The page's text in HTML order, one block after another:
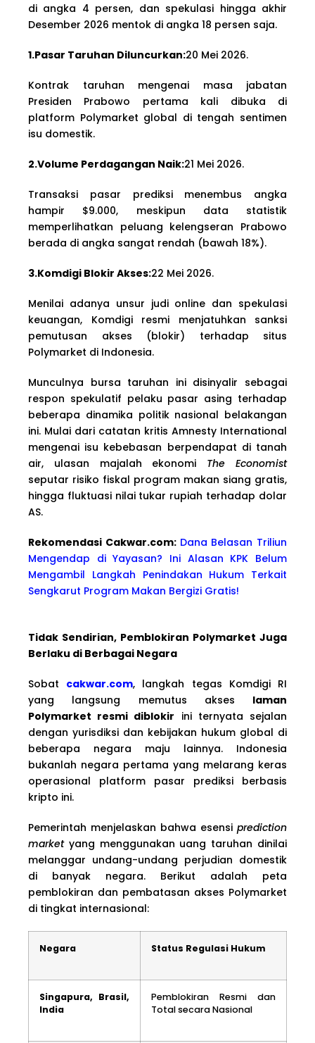
di angka 4 persen, dan spekulasi hingga akhir
Desember 2026 mentok di angka 18 persen saja.
1.Pasar Taruhan Diluncurkan:20 Mei 2026.
Kontrak taruhan mengenai masa jabatan
Presiden Prabowo pertama kali dibuka di
platform Polymarket global di tengah sentimen
isu domestik.
2.Volume Perdagangan Naik:21 Mei 2026.
Transaksi pasar prediksi menembus angka
hampir $9.000, meskipun data statistik
memperlihatkan peluang kelengseran Prabowo
berada di angka sangat rendah (bawah 18%).
3.Komdigi Blokir Akses:22 Mei 2026.
Menilai adanya unsur judi online dan spekulasi
keuangan, Komdigi resmi menjatuhkan sanksi
pemutusan akses (blokir) terhadap situs
Polymarket di Indonesia.
Munculnya bursa taruhan ini disinyalir sebagai
respon spekulatif pelaku pasar asing terhadap
beberapa dinamika politik nasional belakangan
ini. Mulai dari catatan kritis Amnesty International
mengenai isu kebebasan berpendapat di tanah
air, ulasan majalah ekonomi The Economist
seputar risiko fiskal program makan siang gratis,
hingga fluktuasi nilai tukar rupiah terhadap dolar
AS.
Rekomendasi Cakwar.com: Dana Belasan Triliun
Mengendap di Yayasan? Ini Alasan KPK Belum
Mengambil Langkah Penindakan Hukum Terkait
Sengkarut Program Makan Bergizi Gratis!
Tidak Sendirian, Pemblokiran Polymarket Juga
Berlaku di Berbagai Negara
Sobat cakwar.com, langkah tegas Komdigi RI
yang langsung memutus akses laman
Polymarket resmi diblokir ini ternyata sejalan
dengan yurisdiksi dan kebijakan hukum global di
beberapa negara maju lainnya. Indonesia
bukanlah negara pertama yang melarang keras
operasional platform pasar prediksi berbasis
kripto ini.
Pemerintah menjelaskan bahwa esensi prediction
marketyang menggunakan uang taruhan dinilai
melanggar undang-undang perjudian domestik
di banyak negara. Berikut adalah peta
pemblokiran dan pembatasan akses Polymarket
di tingkat internasional:
Negara Status Regulasi Hukum
Singapura, Brasil,
India
Pemblokiran Resmi dan
Total secara Nasional